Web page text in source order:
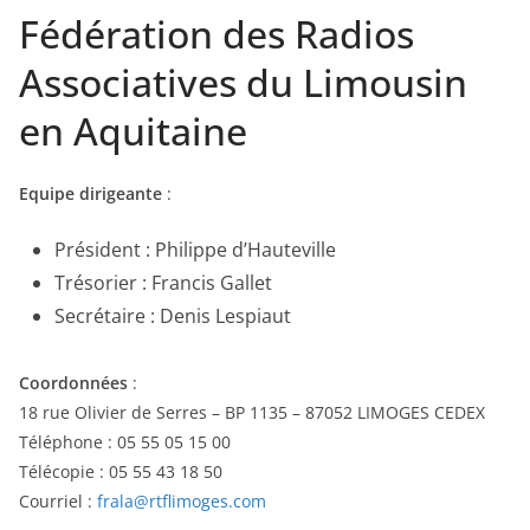
Fédération des Radios
Associatives du Limousin
en Aquitaine
Equipe dirigeante :
Président : Philippe d’Hauteville
Trésorier : Francis Gallet
Secrétaire : Denis Lespiaut
Coordonnées :
18 rue Olivier de Serres – BP 1135 – 87052 LIMOGES CEDEX
Téléphone : 05 55 05 15 00
Télécopie : 05 55 43 18 50
Courriel : frala@rtflimoges.com